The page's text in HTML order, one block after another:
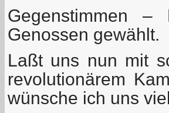
Gegenstimmen –
Genossen gewählt.
Laßt uns nun mit
revolutionärem
wünsche ich uns